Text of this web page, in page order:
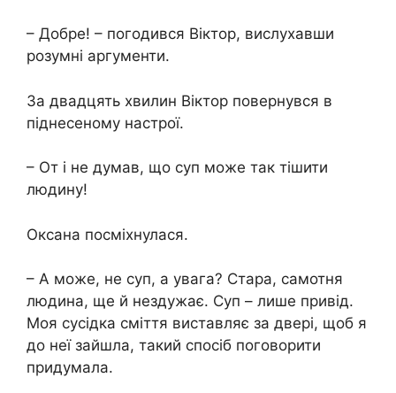
– Добре! – погодився Віктор, вислухавши
розумні аргументи.
За двадцять хвилин Віктор повернувся в
піднесеному настрої.
– От і не думав, що суп може так тішити
людину!
Оксана посміхнулася.
– А може, не суп, а увага? Стара, самотня
людина, ще й нездужає. Суп – лише привід.
Моя сусідка сміття виставляє за двері, щоб я
до неї зайшла, такий спосіб поговорити
придумала.